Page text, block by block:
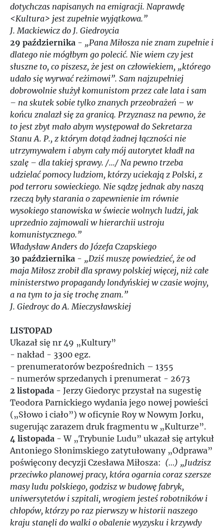
dotychczas napisanych na emigracji. Naprawdę
<Kultura> jest zupełnie wyjątkowa.”
J. Mackiewicz do J. Giedroycia
29 października - „Pana Miłosza nie znam zupełnie i
dlatego nie mógłbym go polecić. Nie wiem czy jest
słuszne to, co piszesz, że jest on człowiekiem, „którego
udało się wyrwać reżimowi”. Sam najzupełniej
dobrowolnie służył komunistom przez całe lata i sam
– na skutek sobie tylko znanych przeobrażeń – w
końcu znalazł się za granicą. Przyznasz na pewno, że
to jest zbyt mało abym występował do Sekretarza
Stanu A. P., z którym dotąd żadnej łączności nie
utrzymywałem i abym cały mój autorytet kładł na
szalę – dla takiej sprawy. /.../ Na pewno trzeba
udzielać pomocy ludziom, którzy uciekają z Polski, z
pod terroru sowieckiego. Nie sądzę jednak aby naszą
rzeczą były starania o zapewnienie im równie
wysokiego stanowiska w świecie wolnych ludzi, jak
uprzednio zajmowali w hierarchii ustroju
komunistycznego.”
Władysław Anders do Józefa Czapskiego
30 października - „Dziś muszę powiedzieć, że od
maja Miłosz zrobił dla sprawy polskiej więcej, niż całe
ministerstwo propagandy londyńskiej w czasie wojny,
a na tym to ja się trochę znam.”
J. Giedroyc do A. Mieczysławskiej
LISTOPAD
Ukazał się nr 49 „Kultury”
- nakład - 3300 egz.
- prenumeratorów bezpośrednich – 1355
- numerów sprzedanych i prenumerat - 2673
2 listopada - Jerzy Giedoryc przystał na sugestię
Teodora Parnickiego wydania jego nowej powieści
(„Słowo i ciało”) w oficynie Roy w Nowym Jorku,
sugerując zarazem druk fragmentu w „Kulturze”.
4 listopada - W „Trybunie Ludu” ukazał się artykuł
Antoniego Słonimskiego zatytułowany „Odprawa”
poświęcony decyzji Czesława Miłosza: (…) „Judzisz
przeciwko planowej pracy, która ogarnia coraz szersze
masy ludu polskiego, godzisz w budowę fabryk,
uniwersytetów i szpitali, wrogiem jesteś robotników i
chłopów, którzy po raz pierwszy w historii naszego
kraju stanęli do walki o obalenie wyzysku i krzywdy